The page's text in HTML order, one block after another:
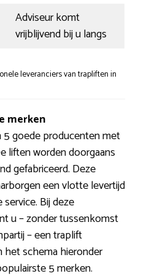
Adviseur komt
vrijblijvend bij u langs
leveranciers van trapliften in
merken
5 goede producenten met
liften worden doorgaans
gefabriceerd. Deze
een vlotte levertijd
Bij deze
u – zonder tussenkomst
– een traplift
het schema hieronder
5 merken.